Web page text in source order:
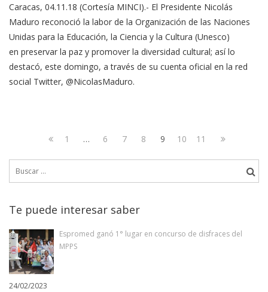
Caracas, 04.11.18 (Cortesía MINCI).- El Presidente Nicolás
Maduro reconoció la labor de la Organización de las Naciones
Unidas para la Educación, la Ciencia y la Cultura (Unesco)
en preservar la paz y promover la diversidad cultural; así lo
destacó, este domingo, a través de su cuenta oficial en la red
social Twitter, @NicolasMaduro.
Navegación
de
entradas
Page
1 … Page
6 Page
7 Page
8 Page
9 Page
10 Page
11
Next
Te puede interesar saber
Espromed ganó 1° lugar en concurso de disfraces del
MPPS
24/02/2023